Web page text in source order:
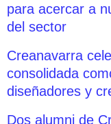
para acercar a
del sector
Creanavarra
consolidada
diseñadores y
Dos alumni de